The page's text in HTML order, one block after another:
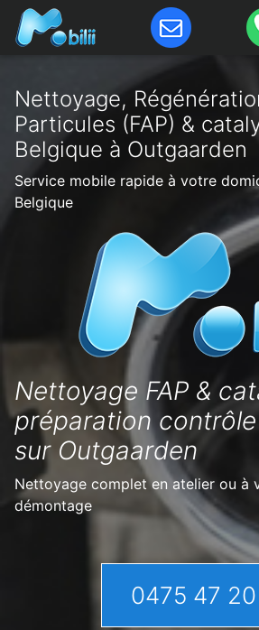
Nettoyage,
Particules (FAP) &
Belgique à Outgaarden
Service mobile rapide à votre
Belgique
Nettoyage FAP &
préparation
sur Outgaarden
Nettoyage complet en atelier ou à
démontage
0475 47 20